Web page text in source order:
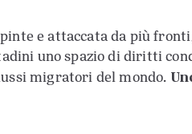
e attaccata da più
uno spazio di diritti
migratori del mondo.